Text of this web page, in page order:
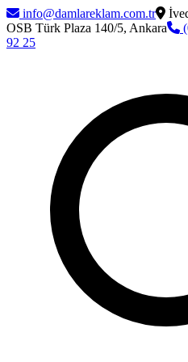
info@damlareklam.com.tr
OSB Türk Plaza 140/5, Ankara
92 25